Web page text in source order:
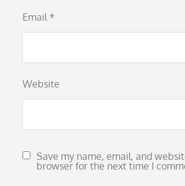
Email *
Website
Save my name, email, and
browser for the next time I